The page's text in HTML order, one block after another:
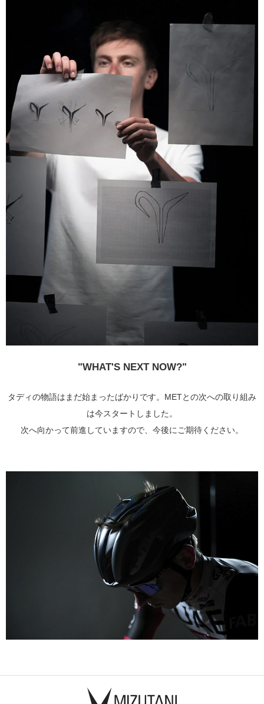
"WHAT'S NEXT NOW?"
タディの物語はまだ始まったばかりです。METとの次への取り組み
は今スタートしました。
次へ向かって前進していますので、今後にご期待ください。